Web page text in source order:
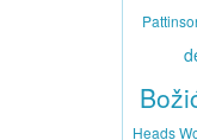
Heads